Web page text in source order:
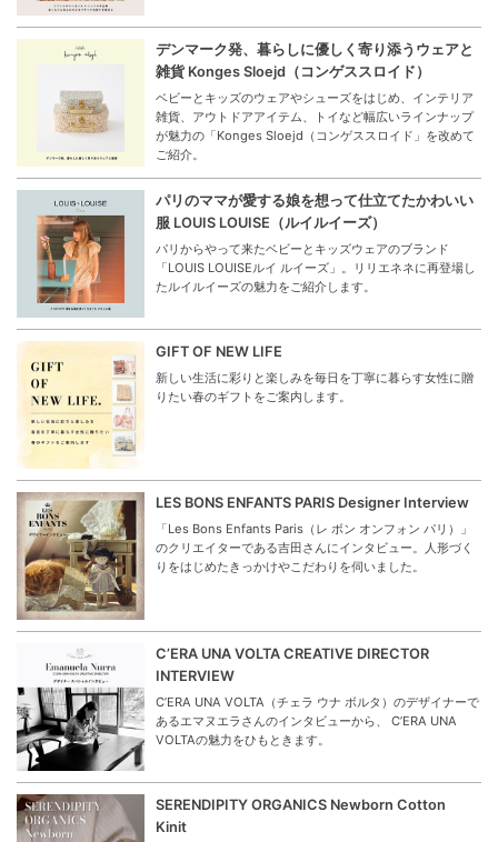
デンマーク発、暮らしに優しく寄り添うウェアと
雑貨 Konges Sloejd（コンゲススロイド）
ベビーとキッズのウェアやシューズをはじめ、インテリア
雑貨、アウトドアアイテム、トイなど幅広いラインナップ
が魅力の「Konges Sloejd（コンゲススロイド」を改めて
ご紹介。
パリのママが愛する娘を想って仕立てたかわいい
服 LOUIS LOUISE（ルイルイーズ）
パリからやって来たベビーとキッズウェアのブランド
「LOUIS LOUISEルイ ルイーズ」。リリエネネに再登場し
たルイルイーズの魅力をご紹介します。
GIFT OF NEW LIFE
新しい生活に彩りと楽しみを毎日を丁寧に暮らす女性に贈
りたい春のギフトをご案内します。
LES BONS ENFANTS PARIS Designer Interview
「Les Bons Enfants Paris（レ ボン オンフォン パリ）」
のクリエイターである吉田さんにインタビュー。人形づく
りをはじめたきっかけやこだわりを伺いました。
C’ERA UNA VOLTA CREATIVE DIRECTOR
INTERVIEW
C’ERA UNA VOLTA（チェラ ウナ ボルタ）のデザイナーで
あるエマヌエラさんのインタビューから、 C’ERA UNA
VOLTAの魅力をひもときます。
SERENDIPITY ORGANICS Newborn Cotton
Kinit